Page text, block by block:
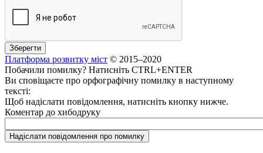
Платформа розвитку міст © 2015–2020
Побачили помилку? Натисніть CTRL+ENTER
Ви сповіщаєте про орфографічну помилку в наступному
тексті:
Щоб надіслати повідомлення, натисніть кнопку нижче.
Коментар до хибодруку